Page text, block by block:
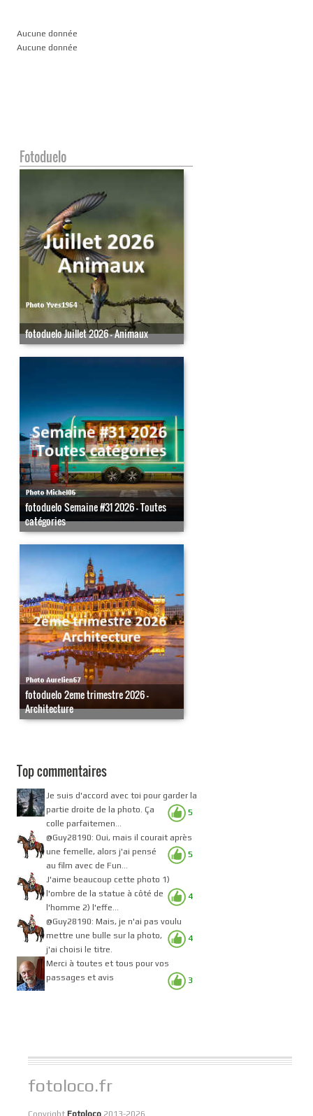
Aucune donnée
Aucune donnée
Fotoduelo
fotoduelo Juillet 2026 - Animaux
fotoduelo Semaine #31 2026 - Toutes
catégories
fotoduelo 2eme trimestre 2026 -
Architecture
Top commentaires
5
Je suis d'accord avec toi pour garder la
partie droite de la photo. Ça
colle parfaitemen...
5
@Guy28190: Oui, mais il courait après
une femelle, alors j'ai pensé
au film avec de Fun...
4
J'aime beaucoup cette photo 1)
l'ombre de la statue à côté de
l'homme 2) l'effe...
4
@Guy28190: Mais, je n'ai pas voulu
mettre une bulle sur la photo,
j'ai choisi le titre.
3
Merci à toutes et tous pour vos
passages et avis
fotoloco.fr
Copyright Fotoloco 2013-2026